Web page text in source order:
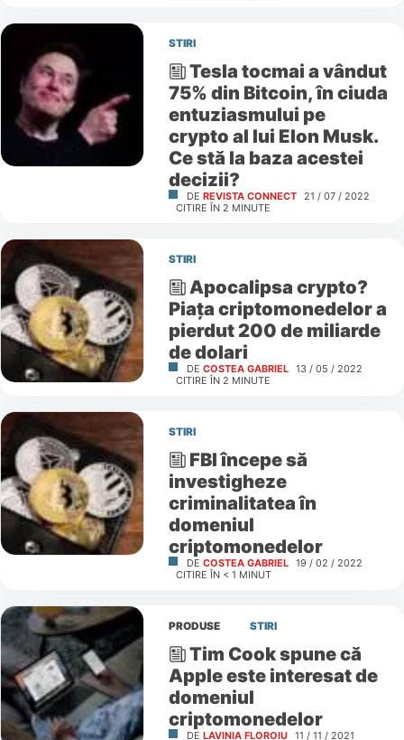
STIRI
Tesla tocmai a vândut
75% din Bitcoin, în ciuda
entuziasmului pe
crypto al lui Elon Musk.
Ce stă la baza acestei
decizii?
DE REVISTA CONNECT 21 / 07 / 2022
CITIRE ÎN 2 MINUTE
STIRI
Apocalipsa crypto?
Piaţa criptomonedelor a
pierdut 200 de miliarde
de dolari
DE COSTEA GABRIEL 13 / 05 / 2022
CITIRE ÎN 2 MINUTE
STIRI
FBI începe să
investigheze
criminalitatea în
domeniul
criptomonedelor
DE COSTEA GABRIEL 19 / 02 / 2022
CITIRE ÎN < 1 MINUT
PRODUSE STIRI
Tim Cook spune că
Apple este interesat de
domeniul
criptomonedelor
DE LAVINIA FLOROIU 11 / 11 / 2021